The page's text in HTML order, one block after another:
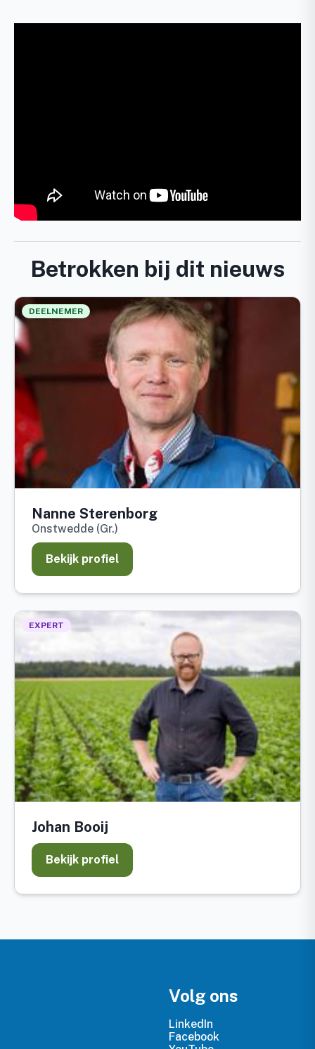
Betrokken bij dit nieuws
DEELNEMER
Nanne Sterenborg
Onstwedde (Gr.)
Bekijk profiel
EXPERT
Johan Booij
Bekijk profiel
Volg ons
LinkedIn
Facebook